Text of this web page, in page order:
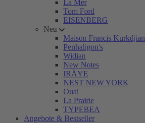
La Mer
Tom Ford
EISENBERG
Neu
Maison Francis Kurkdjian
Penhaligon's
Widian
New Notes
IRÄYE
NEST NEW YORK
Ouai
La Prairie
TYPEBEA
Angebote & Bestseller